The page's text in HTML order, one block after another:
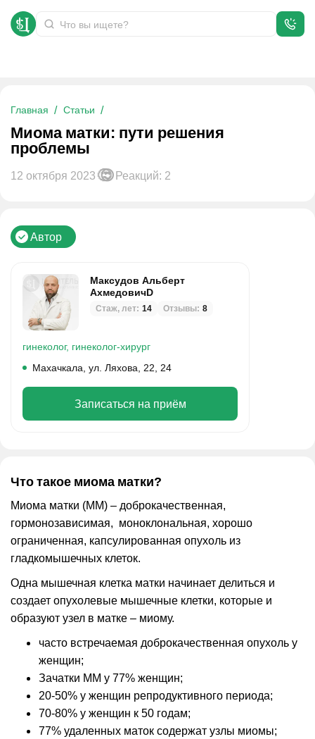
Главная Статьи
Миома матки: пути решения проблемы
Миома матки: пути решения
проблемы
12 октября 2023 Реакций: 2
Автор
Максудов Альберт
АхмедовичD
Стаж, лет: 14 Отзывы: 8
гинеколог, гинеколог-хирург
Махачкала, ул. Ляхова, 22, 24
Записаться на приём
Что такое миома матки?
Миома матки (ММ) – доброкачественная,
гормонозависимая, моноклональная, хорошо
ограниченная, капсулированная опухоль из
гладкомышечных клеток.
Одна мышечная клетка матки начинает делиться и
создает опухолевые мышечные клетки, которые и
образуют узел в матке – миому.
часто встречаемая доброкачественная опухоль у
женщин;
Зачатки ММ у 77% женщин;
20-50% у женщин репродуктивного периода;
70-80% у женщин к 50 годам;
77% удаленных маток содержат узлы миомы;